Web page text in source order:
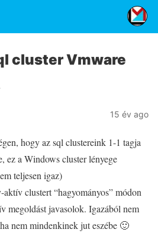
cluster Vmware
15 év ago
hogy az sql clustereink 1-1 tagja
ez a Windows cluster lényege
teljesen igaz)
clustert “hagyományos” módon
megoldást javasolok. Igazából nem
nem mindenkinek jut eszébe 🙂